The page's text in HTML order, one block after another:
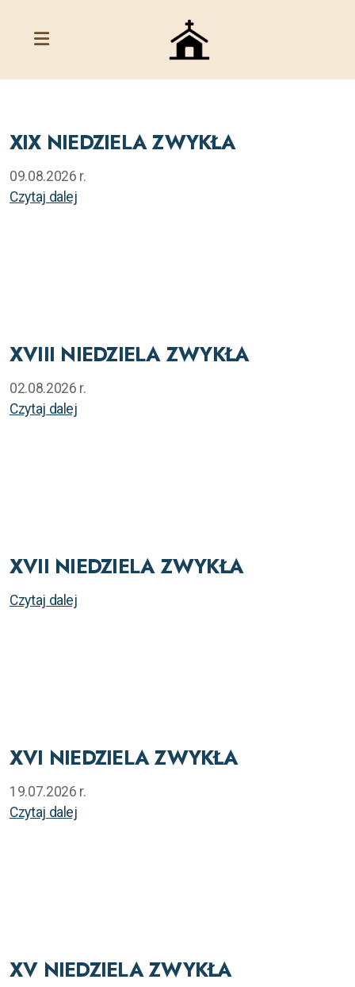
XIX NIEDZIELA ZWYKŁA
09.08.2026 r.
Czytaj dalej
XVIII NIEDZIELA ZWYKŁA
02.08.2026 r.
Czytaj dalej
XVII NIEDZIELA ZWYKŁA
Czytaj dalej
XVI NIEDZIELA ZWYKŁA
19.07.2026 r.
Czytaj dalej
XV NIEDZIELA ZWYKŁA